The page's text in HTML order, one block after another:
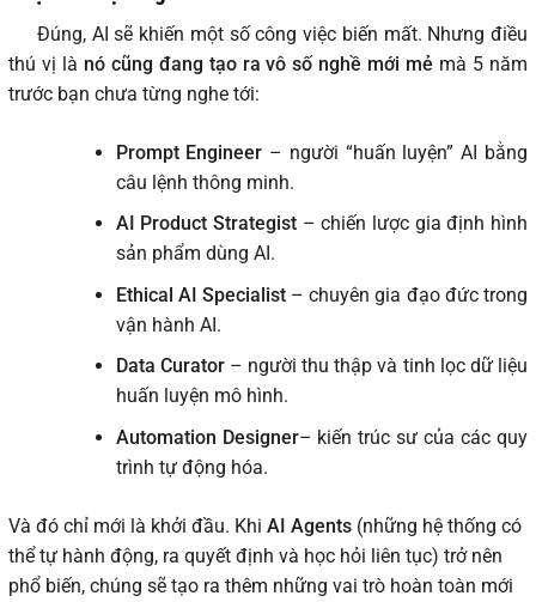
Đúng, AI sẽ khiến một số công việc biến mất. Nhưng điều
thú vị là nó cũng đang tạo ra vô số nghề mới mẻ mà 5 năm
trước bạn chưa từng nghe tới:
Prompt Engineer – người “huấn luyện” AI bằng
câu lệnh thông minh.
AI Product Strategist– chiến lược gia định hình
sản phẩm dùng AI.
Ethical AI Specialist– chuyên gia đạo đức trong
vận hành AI.
Data Curator– người thu thập và tinh lọc dữ liệu
huấn luyện mô hình.
Automation Designer– kiến trúc sư của các quy
trình tự động hóa.
Và đó chỉ mới là khởi đầu. Khi AI Agents (những hệ thống có
thể tự hành động, ra quyết định và học hỏi liên tục) trở nên
phổ biến, chúng sẽ tạo ra thêm những vai trò hoàn toàn mới